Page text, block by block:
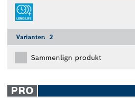
Varianter: 2
Sammenlign produkt
PRO